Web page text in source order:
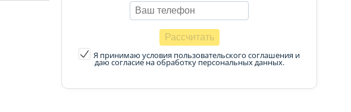
Я принимаю условия пользовательского соглашения и
даю согласие на обработку персональных данных.